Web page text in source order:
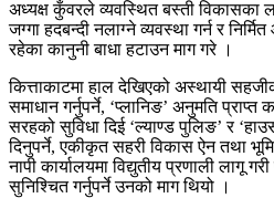
अध्यक्ष कुँवरले व्यवस्थित बस्ती विकासका
जग्गा हदबन्दी नलाग्ने व्यवस्था गर्न र
रहेका कानुनी बाधा हटाउन माग गरे ।
कित्ताकाटमा हाल देखिएको अस्थायी
समाधान गर्नुपर्ने, ‘प्लानिङ’ अनुमति
सरहको सुविधा दिई ‘ल्याण्ड पुलिङ’ र
दिनुपर्ने, एकीकृत सहरी विकास ऐन तथा भूमि
नापी कार्यालयमा विद्युतीय प्रणाली लागू गरी
सुनिश्चित गर्नुपर्ने उनको माग थियो ।